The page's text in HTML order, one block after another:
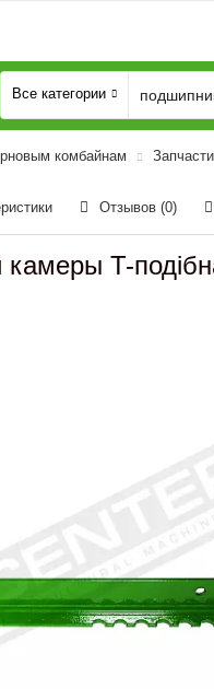
Все категории
комбайнам
Отзывов (0)
T-